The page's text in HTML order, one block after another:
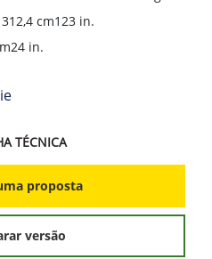
cm123 in.
in.
TÉCNICA
proposta
versão